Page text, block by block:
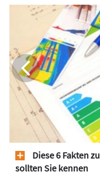
Diese 6 Fakten
sollten Sie kennen